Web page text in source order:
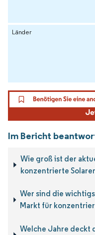
Länder
Im Bericht
Wie groß ist der
konzentrierte
Wer sind die
Markt für
Welche Jahre deckt